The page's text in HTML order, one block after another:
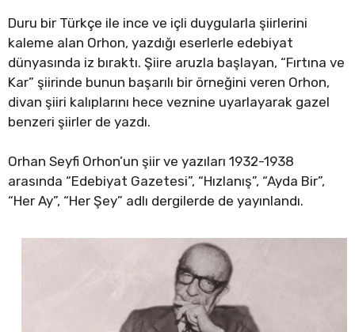
Duru bir Türkçe ile ince ve içli duygularla şiirlerini
kaleme alan Orhon, yazdığı eserlerle edebiyat
dünyasında iz bıraktı. Şiire aruzla başlayan, “Fırtına ve
Kar” şiirinde bunun başarılı bir örneğini veren Orhon,
divan şiiri kalıplarını hece veznine uyarlayarak gazel
benzeri şiirler de yazdı.
Orhan Seyfi Orhon’un şiir ve yazıları 1932-1938
arasında “Edebiyat Gazetesi”, “Hızlanış”, “Ayda Bir”,
“Her Ay”, “Her Şey” adlı dergilerde de yayınlandı.